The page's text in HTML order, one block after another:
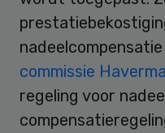
commissie
regeling voor